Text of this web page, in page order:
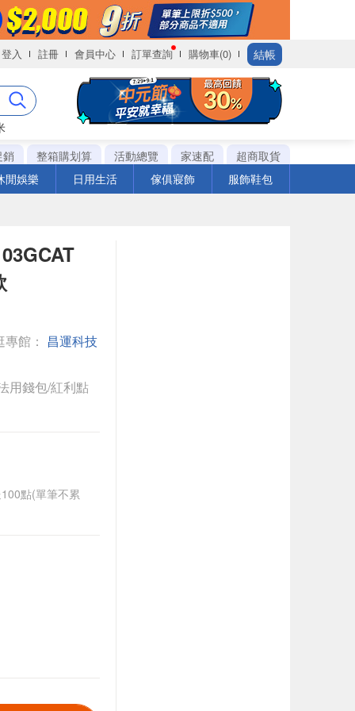
登入 註冊 會員中心 訂單查詢 購物車(0) 結帳
銷
整箱購划算 活動總覽 家速配
超商取貨
閒娛樂
日用生活 傢俱寢飾 服飾鞋包
館： 昌運科技
用錢包/紅利點
點(單筆不累